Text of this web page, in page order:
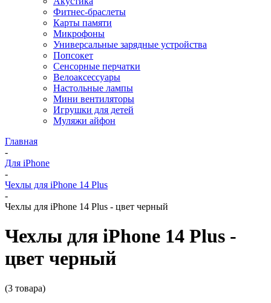
Фитнес-браслеты
Карты памяти
Микрофоны
Универсальные зарядные устройства
Попсокет
Сенсорные перчатки
Велоаксессуары
Настольные лампы
Мини вентиляторы
Игрушки для детей
Муляжи айфон
Главная
-
Для iPhone
-
Чехлы для iPhone 14 Plus
-
Чехлы для iPhone 14 Plus - цвет черный
Чехлы для iPhone 14 Plus -
цвет черный
(3 товара)